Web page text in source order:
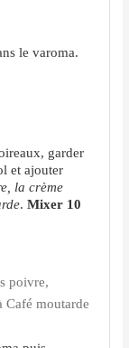
le varoma.
garder
et ajouter
la crème
.Mixer 10
poivre,
Café moutarde